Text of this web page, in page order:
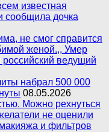
известная
сообщила дочка
не смог справится
женой.,, Умер
ведущий
набрал 500 000
08.05.2026
Можно рехнуться
не оценили
и фильтров